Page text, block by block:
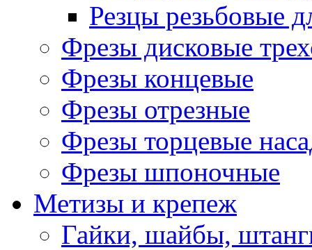
Резцы резьбовые
Фрезы дисковые
Фрезы концевые
Фрезы отрезные
Фрезы торцевые
Фрезы шпоночные
Метизы и крепеж
Гайки, шайбы,